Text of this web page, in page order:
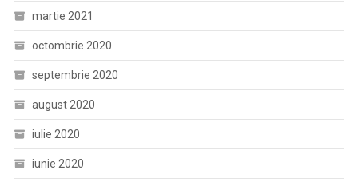
martie 2021
octombrie 2020
septembrie 2020
august 2020
iulie 2020
iunie 2020